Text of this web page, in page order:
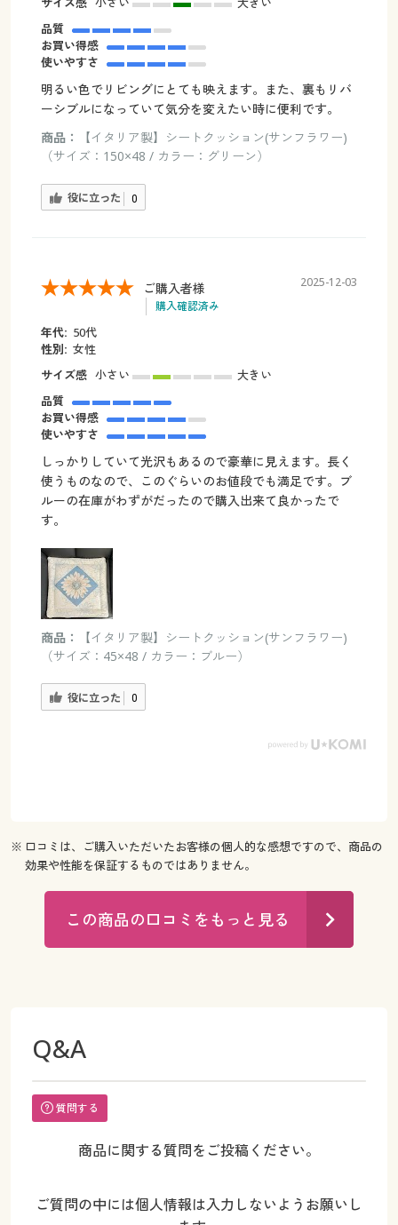
品質
お買い得感
使いやすさ
明るい色でリビングにとても映えます。また、裏もリバ
ーシブルになっていて気分を変えたい時に便利です。
商品：
【イタリア製】シートクッション(サンフラワー)
（サイズ：150×48 / カラー：グリーン）
役に立った 0
ご購入者様
購入確認済み
2025-12-03
年代: 50代
性別: 女性
サイズ感 小さい
大きい
品質
お買い得感
使いやすさ
しっかりしていて光沢もあるので豪華に見えます。長く
使うものなので、このぐらいのお値段でも満足です。ブ
ルーの在庫がわずがだったので購入出来て良かったで
す。
商品：
【イタリア製】シートクッション(サンフラワー)
（サイズ：45×48 / カラー：ブルー）
役に立った 0
※ 口コミは、ご購入いただいたお客様の個人的な感想ですので、商品の
効果や性能を保証するものではありません。
この商品の口コミをもっと見る
Q&A
質問する
商品に関する質問をご投稿ください。
ご質問の中には個人情報は入力しないようお願いし